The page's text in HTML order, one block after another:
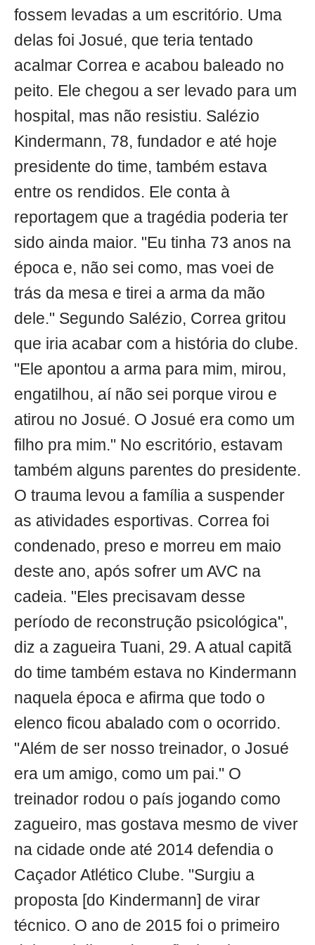
fossem levadas a um escritório. Uma
delas foi Josué, que teria tentado
acalmar Correa e acabou baleado no
peito. Ele chegou a ser levado para um
hospital, mas não resistiu. Salézio
Kindermann, 78, fundador e até hoje
presidente do time, também estava
entre os rendidos. Ele conta à
reportagem que a tragédia poderia ter
sido ainda maior. "Eu tinha 73 anos na
época e, não sei como, mas voei de
trás da mesa e tirei a arma da mão
dele." Segundo Salézio, Correa gritou
que iria acabar com a história do clube.
"Ele apontou a arma para mim, mirou,
engatilhou, aí não sei porque virou e
atirou no Josué. O Josué era como um
filho pra mim." No escritório, estavam
também alguns parentes do presidente.
O trauma levou a família a suspender
as atividades esportivas. Correa foi
condenado, preso e morreu em maio
deste ano, após sofrer um AVC na
cadeia. "Eles precisavam desse
período de reconstrução psicológica",
diz a zagueira Tuani, 29. A atual capitã
do time também estava no Kindermann
naquela época e afirma que todo o
elenco ficou abalado com o ocorrido.
"Além de ser nosso treinador, o Josué
era um amigo, como um pai." O
treinador rodou o país jogando como
zagueiro, mas gostava mesmo de viver
na cidade onde até 2014 defendia o
Caçador Atlético Clube. "Surgiu a
proposta [do Kindermann] de virar
técnico. O ano de 2015 foi o primeiro